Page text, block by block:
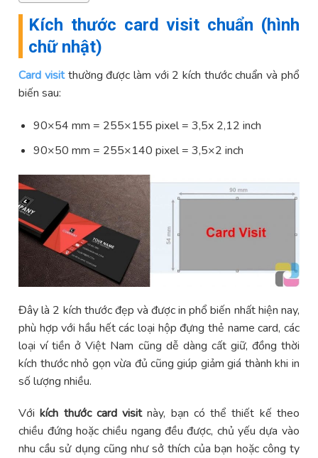
Kích thước card visit chuẩn (hình
chữ nhật)
Card visitthường được làm với 2 kích thước chuẩn và phổ
biến sau:
90×54 mm = 255×155 pixel = 3,5x 2,12 inch
90×50 mm = 255×140 pixel = 3,5×2 inch
Đây là 2 kích thước đẹp và được in phổ biến nhất hiện nay,
phù hợp với hầu hết các loại hộp đựng thẻ name card, các
loại ví tiền ở Việt Nam cũng dễ dàng cất giữ, đồng thời
kích thước nhỏ gọn vừa đủ cũng giúp giảm giá thành khi in
số lượng nhiều.
Vớikích thước card visitnày, bạn có thể thiết kế theo
chiều đứng hoặc chiều ngang đều được, chủ yếu dựa vào
nhu cầu sử dụng cũng như sở thích của bạn hoặc công ty